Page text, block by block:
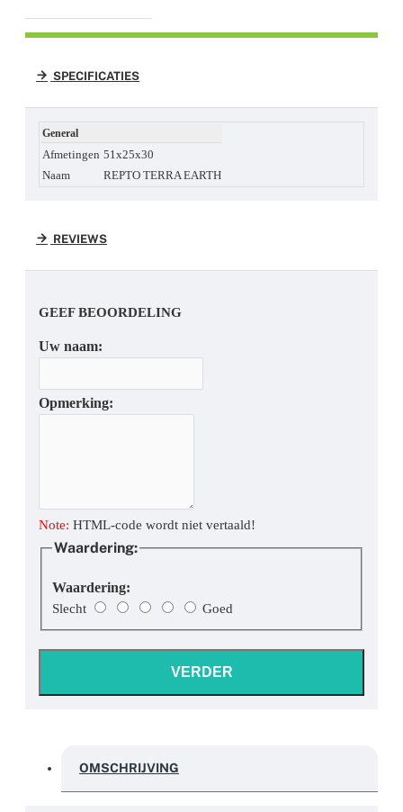
SPECIFICATIES
General
Afmetingen 51x25x30
Naam
REPTO TERRA EARTH
REVIEWS
GEEF BEOORDELING
Uw naam:
Opmerking:
Note: HTML-code wordt niet vertaald!
Waardering:
Waardering:
Slecht Goed
VERDER
OMSCHRIJVING